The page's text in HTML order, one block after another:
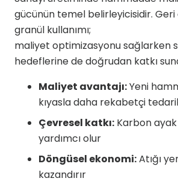
gücünün temel belirleyicisidir.
granül kullanımı;
maliyet optimizasyonu sağlarken
hedeflerine de doğrudan katkı
Maliyet avantajı:Yeni
kıyasla daha rekabetçi
Çevresel katkı: Karbon
yardımcı olur
Döngüsel ekonomi:Atığı
kazandırır